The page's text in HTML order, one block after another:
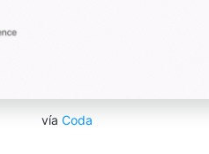
vía Coda